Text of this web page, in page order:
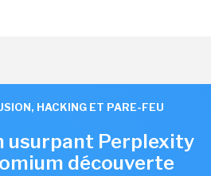
HACKING ET PARE-FEU
usurpant Perplexity
découverte